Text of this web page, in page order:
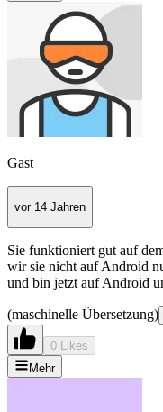
Gast
vor 14 Jahren
Sie funktioniert gut auf
wir sie nicht auf Android
und bin jetzt auf Android
(maschinelle Übersetzung)
0 Likes
Mehr